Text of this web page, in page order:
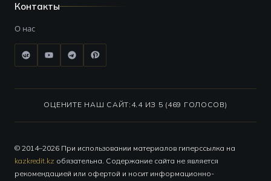
Контакты
О нас
ОЦЕНИТЕ НАШ САЙТ: 4.4 ИЗ 5 (469 ГОЛОСОВ)
© 2014–2026 При использовании материалов гиперссылка на
kazkredit.kz обязательна. Содержание сайта не является
рекомендацией или офертой и носит информационно-